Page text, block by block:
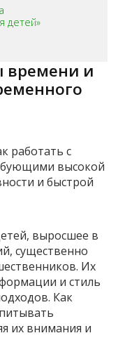
детей»
времени и
работать с
высокой
и быстрой
выросшее в
существенно
Их
и стиль
Как
их внимания и